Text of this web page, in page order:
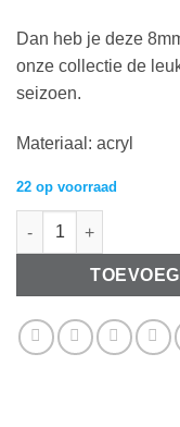
Dan heb je deze
onze collectie de
seizoen.
Materiaal: acryl
22 op voorraad
Acryl kralen hartje